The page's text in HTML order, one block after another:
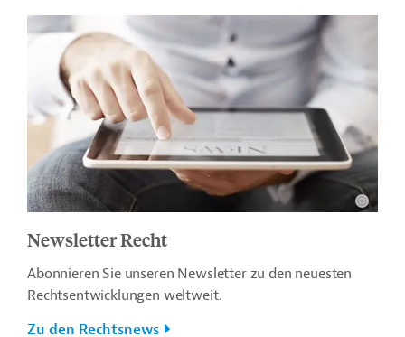
Newsletter Recht
Abonnieren Sie unseren Newsletter zu den neuesten
Rechtsentwicklungen weltweit.
Zu den Rechtsnews